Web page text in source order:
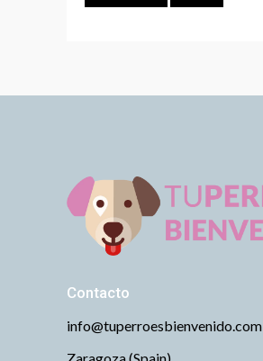
Contacto
info@tuperroesbienvenido.com